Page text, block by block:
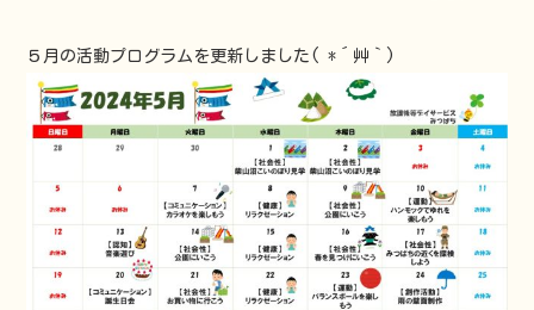
５月の活動プログラムを更新しました( *´艸｀)